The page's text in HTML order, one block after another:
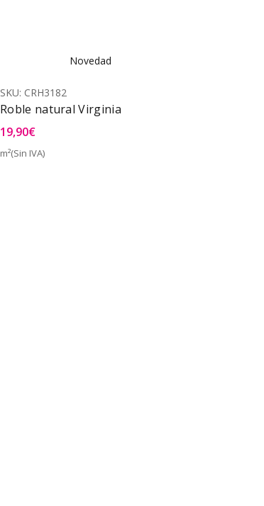
Novedad
SKU: CRH3182
Roble natural Virginia
19,90€
m²(Sin IVA)